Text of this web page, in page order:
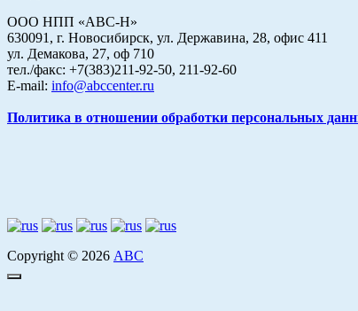
ООО НПП «АВС-Н»
630091, г. Новосибирск, ул. Державина, 28, офис 411
ул. Демакова, 27, оф 710
тел./факс: +7(383)211-92-50, 211-92-60
E-mail: info@abccenter.ru
Политика в отношении обработки персональных
Copyright © 2026 АВС